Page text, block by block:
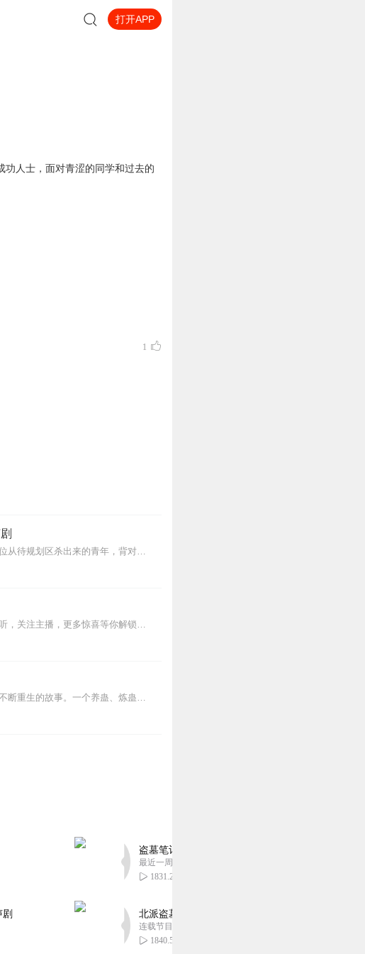
打开APP
人士，面对青涩的同学和过去的
1
【内容简介】灾变过后，大地满目疮痍。粮食匮乏，资源紧俏，局势混乱……一位从待规划区杀出来的青年，背对着漫天黄沙，孤身来到九区谋生，却不曾想偶然结识三五好友，一念...
欢迎关注主播公众号【怀谷文化】。年度都市巨作！右上角点击订阅，更新抢先听，关注主播，更多惊喜等你解锁！【内容介绍】万万没想到，社会精英、钻石单身汉的陈汉升居然重...
内容简介【黑暗文反派流封神之作】人是万物之灵，蛊是天地真精。一个穿越者不断重生的故事。一个养蛊、炼蛊、用蛊的奇特世界。配音组（男角色）老宝玉旁白...
盗墓笔记 全8部丨豪华CV版丨苏尚卿&边江 领衔
最近一周更新
1831.22万
北派盗墓笔记丨头陀渊出品丨悬疑灵异丨摸金校尉
连载节目超五百集
1840.54万